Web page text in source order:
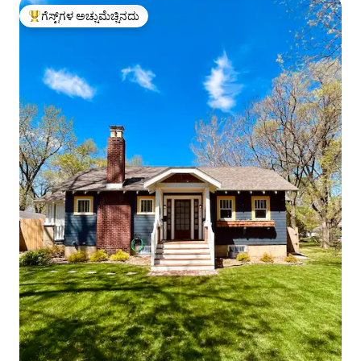
ಗೆಸ್ಟ್‌ಗಳಿಗೆ ಅತಿ ಹೆಚ್ಚು ಅಚ್ಚುಮೆಚ್ಚಿನದು
ಗೆಸ್ಟ್‌ಗಳ ಅಚ್ಚುಮೆಚ್ಚಿನದು